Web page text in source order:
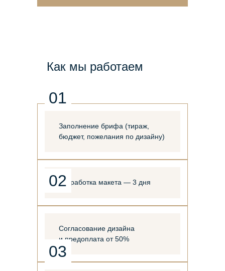
Заполнение брифа (тираж,
бюджет, пожелания по дизайну)
Разработка макета — 3 дня
Согласование дизайна
и предоплата от 50%
03
02
01
Как мы работаем